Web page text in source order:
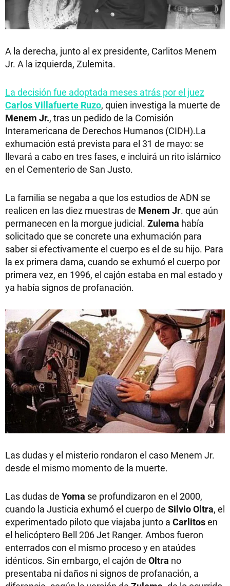
A la derecha, junto al ex presidente, Carlitos Menem
Jr. A la izquierda, Zulemita.
La decisión fue adoptada meses atrás por el juez
Carlos Villafuerte Ruzo, quien investiga la muerte de
Menem Jr., tras un pedido de la Comisión
Interamericana de Derechos Humanos (CIDH).La
exhumación está prevista para el 31 de mayo: se
llevará a cabo en tres fases, e incluirá un rito islámico
en el Cementerio de San Justo.
La familia se negaba a que los estudios de ADN se
realicen en las diez muestras de Menem Jr. que aún
permanecen en la morgue judicial. Zulema había
solicitado que se concrete una exhumación para
saber si efectivamente el cuerpo es el de su hijo. Para
la ex primera dama, cuando se exhumó el cuerpo por
primera vez, en 1996, el cajón estaba en mal estado y
ya había signos de profanación.
Las dudas y el misterio rondaron el caso Menem Jr.
desde el mismo momento de la muerte.
Las dudas de Yoma se profundizaron en el 2000,
cuando la Justicia exhumó el cuerpo de Silvio Oltra, el
experimentado piloto que viajaba junto a Carlitosen
el helicóptero Bell 206 Jet Ranger. Ambos fueron
enterrados con el mismo proceso y en ataúdes
idénticos. Sin embargo, el cajón de Oltra no
presentaba ni daños ni signos de profanación, a